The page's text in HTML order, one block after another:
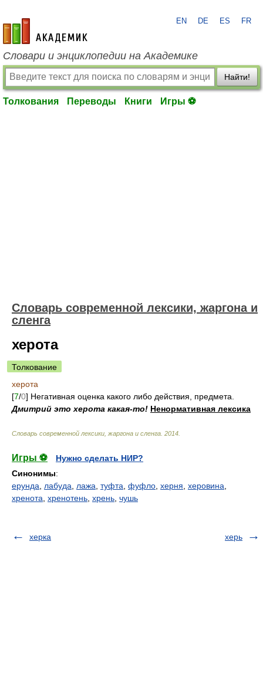
academic.ru
EN DE ES FR
Словари и энциклопедии на Академике
Найти!
Толкования Переводы Книги Игры ⚽
Cловарь современной лексики, жаргона и
сленга
херота
Толкование
херота
[7/0] Негативная оценка какого либо действия, предмета.
Дмитрий это херота какая-то! Ненормативная лексика
Cловарь современной лексики, жаргона и сленга 2014
Игры ⚽
Нужно сделать НИР?
Синонимы:
ерунда
лабуда лажа туфта фуфло херня херовина
хренота хренотень хрень чушь
херка херь